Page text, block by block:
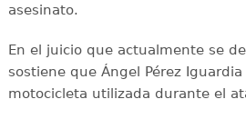
asesinato.
En el juicio que actualmente se
sostiene que Ángel Pérez
motocicleta utilizada durante el